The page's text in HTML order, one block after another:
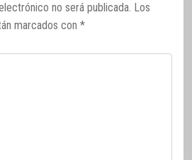
no será publicada. Los
marcados con *